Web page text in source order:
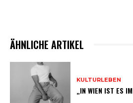
ÄHNLICHE ARTIKEL
KULTURLEBEN
„IN WIEN IST ES